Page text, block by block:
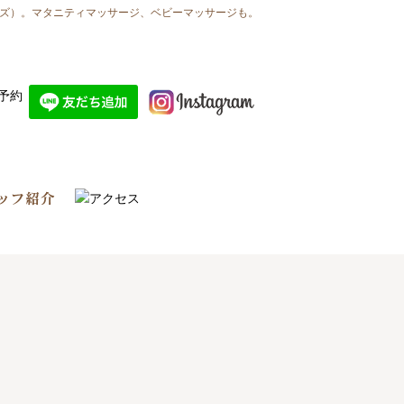
。マタニティマッサージ、ベビーマッサージも。